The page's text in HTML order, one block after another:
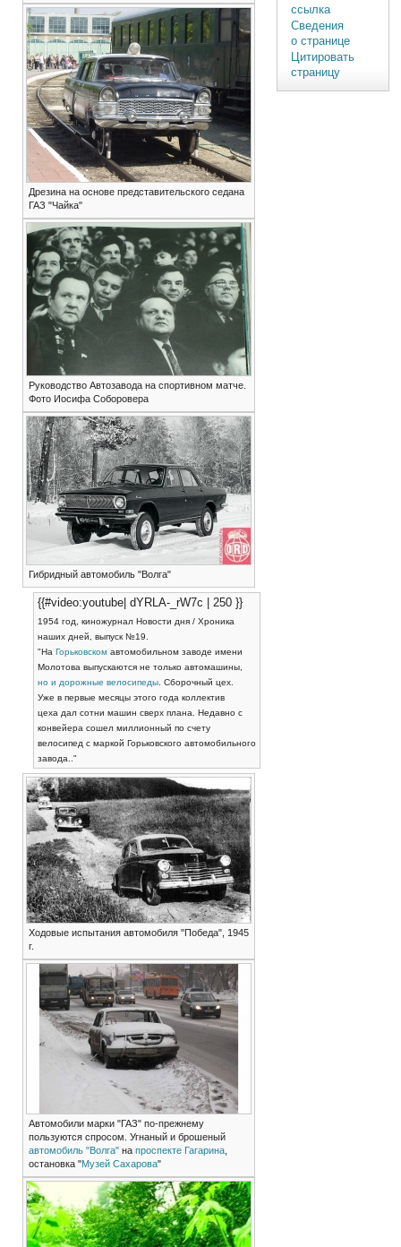
Дрезина на основе представительского седана
ГАЗ "Чайка"
Руководство Автозавода на спортивном матче.
Фото Иосифа Соборовера
Гибридный автомобиль "Волга"
{{#video:youtube| dYRLA-_rW7c | 250 }}
1954 год, киножурнал Новости дня / Хроника
наших дней, выпуск №19.
"На Горьковскомавтомобильном заводе имени
Молотова выпускаются не только автомашины,
но и дорожные велосипеды. Сборочный цех.
Уже в первые месяцы этого года коллектив
цеха дал сотни машин сверх плана. Недавно с
конвейера сошел миллионный по счету
велосипед с маркой Горьковского автомобильного
завода.."
Ходовые испытания автомобиля "Победа", 1945
г.
Автомобили марки "ГАЗ" по-прежнему
пользуются спросом. Угнаный и брошеный
автомобиль "Волга"на проспекте Гагарина,
остановка "Музей Сахарова"
ссылка
Сведения
о странице
Цитировать
страницу